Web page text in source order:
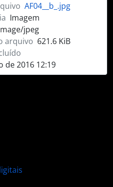
AF04__b_.jpg
Imagem
jpeg
arquivo 621.6 KiB
de 2016 12:19